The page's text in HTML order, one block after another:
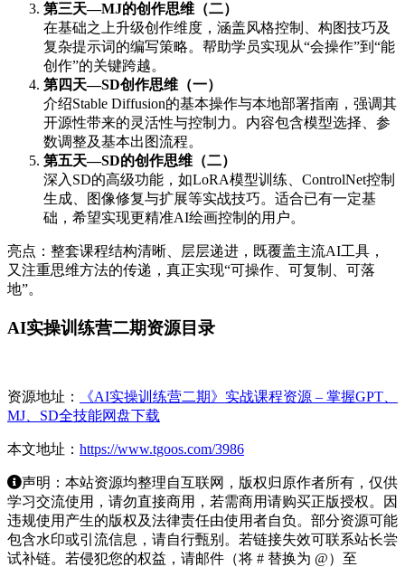
第三天—MJ的创作思维（二）
在基础之上升级创作维度，涵盖风格控制、构图技巧及
复杂提示词的编写策略。帮助学员实现从“会操作”到“能
创作”的关键跨越。
第四天—SD创作思维（一）
介绍Stable Diffusion的基本操作与本地部署指南，强调其
开源性带来的灵活性与控制力。内容包含模型选择、参
数调整及基本出图流程。
第五天—SD的创作思维（二）
深入SD的高级功能，如LoRA模型训练、ControlNet控制
生成、图像修复与扩展等实战技巧。适合已有一定基
础，希望实现更精准AI绘画控制的用户。
亮点：整套课程结构清晰、层层递进，既覆盖主流AI工具，
又注重思维方法的传递，真正实现“可操作、可复制、可落
地”。
AI实操训练营二期资源目录
资源地址：
《AI实操训练营二期》实战课程资源 – 掌握GPT、
MJ、SD全技能网盘下载
本文地址： https://www.tgoos.com/3986
声明：本站资源均整理自互联网，版权归原作者所有，仅供
学习交流使用，请勿直接商用，若需商用请购买正版授权。因
违规使用产生的版权及法律责任由使用者自负。部分资源可能
包含水印或引流信息，请自行甄别。若链接失效可联系站长尝
试补链。若侵犯您的权益，请邮件（将 # 替换为 @）至